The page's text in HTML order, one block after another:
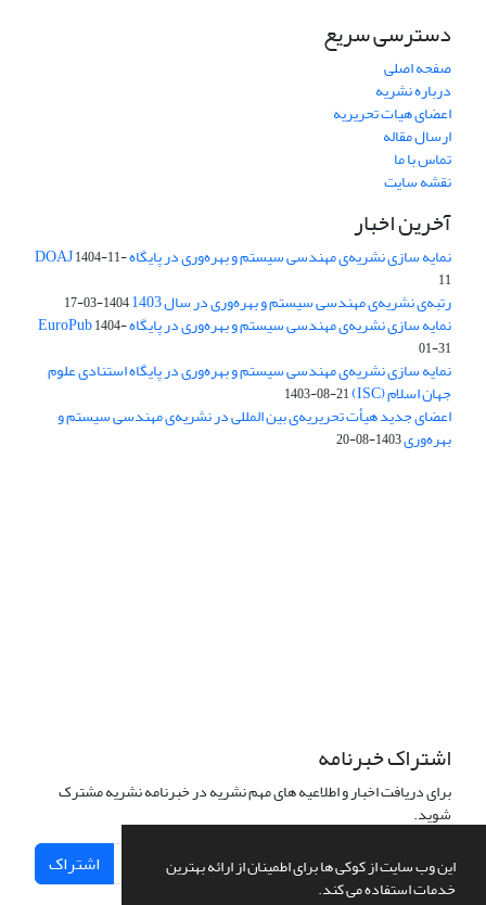
این وب سایت از کوکی ها برای اطمینان از ارائه بهترین
خدمات استفاده می کند.
دسترسی سریع
صفحه اصلی
درباره نشریه
اعضای هیات تحریریه
ارسال مقاله
تماس با ما
نقشه سایت
آخرین اخبار
نمایه سازی نشریه‌ی مهندسی سیستم و بهره‌وری در پایگاه DOAJ1404-11-
11
رتبه‌ی نشریه‌ی مهندسی سیستم و بهره‌وری در سال 1403 1404-03-17
نمایه سازی نشریه‌ی مهندسی سیستم و بهره‌وری در پایگاه EuroPub1404-
01-31
نمایه سازی نشریه‌ی مهندسی سیستم و بهره‌وری در پایگاه استنادی علوم
جهان اسلام (ISC) 1403-08-21
اعضای جدید هیأت تحریریه‌ی بین المللی در نشریه‌ی مهندسی سیستم و
بهره‌وری1403-08-20
اشتراک خبرنامه
برای دریافت اخبار و اطلاعیه های مهم نشریه در خبرنامه نشریه مشترک
شوید.
اشتراک